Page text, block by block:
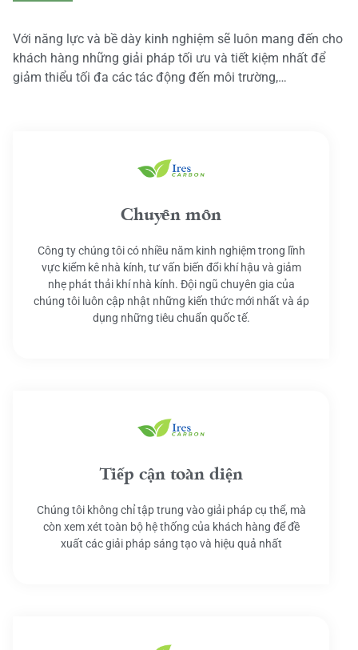
Với năng lực và bề dày kinh nghiệm sẽ luôn mang đến cho
khách hàng những giải pháp tối ưu và tiết kiệm nhất để
giảm thiểu tối đa các tác động đến môi trường,…
Chuyên môn
Công ty chúng tôi có nhiều năm kinh nghiệm trong lĩnh
vực kiểm kê nhà kính, tư vấn biến đổi khí hậu và giảm
nhẹ phát thải khí nhà kính. Đội ngũ chuyên gia của
chúng tôi luôn cập nhật những kiến thức mới nhất và áp
dụng những tiêu chuẩn quốc tế.
Tiếp cận toàn diện
Chúng tôi không chỉ tập trung vào giải pháp cụ thể, mà
còn xem xét toàn bộ hệ thống của khách hàng để đề
xuất các giải pháp sáng tạo và hiệu quả nhất